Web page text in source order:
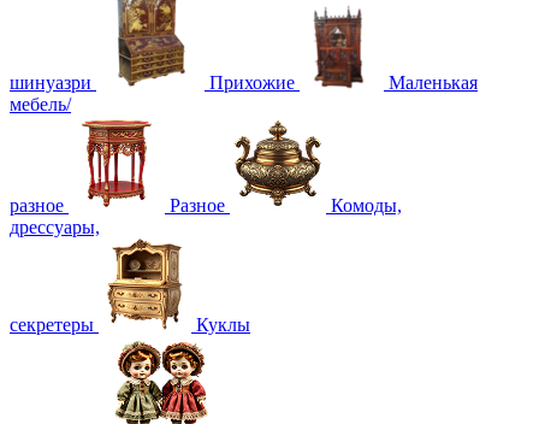
шинуазри Прихожие
Маленькая
мебель/
разное Разное
Комоды,
дрессуары,
секретеры Куклы